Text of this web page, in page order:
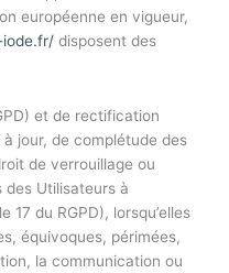
européenne en vigueur,
disposent des
et de rectification
jour, de complétude des
de verrouillage ou
des Utilisateurs à
du RGPD), lorsqu’elles
équivoques, périmées,
la communication ou